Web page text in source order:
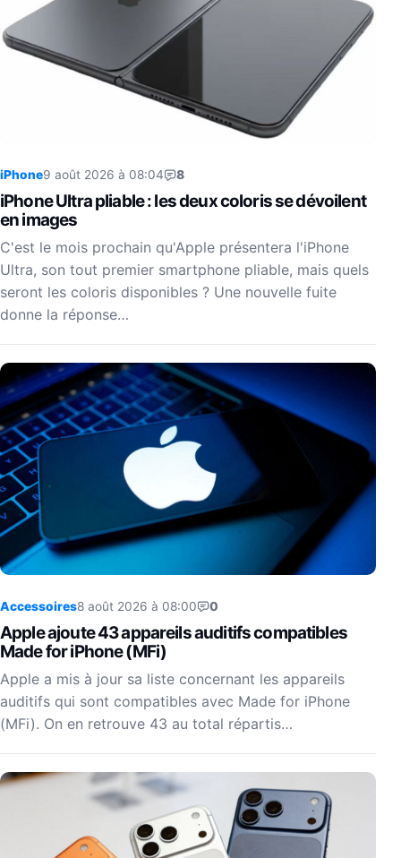
iPhone9 août 2026 à 08:04 8
iPhone Ultra pliable : les deux coloris se dévoilent
en images
C'est le mois prochain qu'Apple présentera l'iPhone
Ultra, son tout premier smartphone pliable, mais quels
seront les coloris disponibles ? Une nouvelle fuite
donne la réponse…
Accessoires8 août 2026 à 08:00 0
Apple ajoute 43 appareils auditifs compatibles
Made for iPhone (MFi)
Apple a mis à jour sa liste concernant les appareils
auditifs qui sont compatibles avec Made for iPhone
(MFi). On en retrouve 43 au total répartis…